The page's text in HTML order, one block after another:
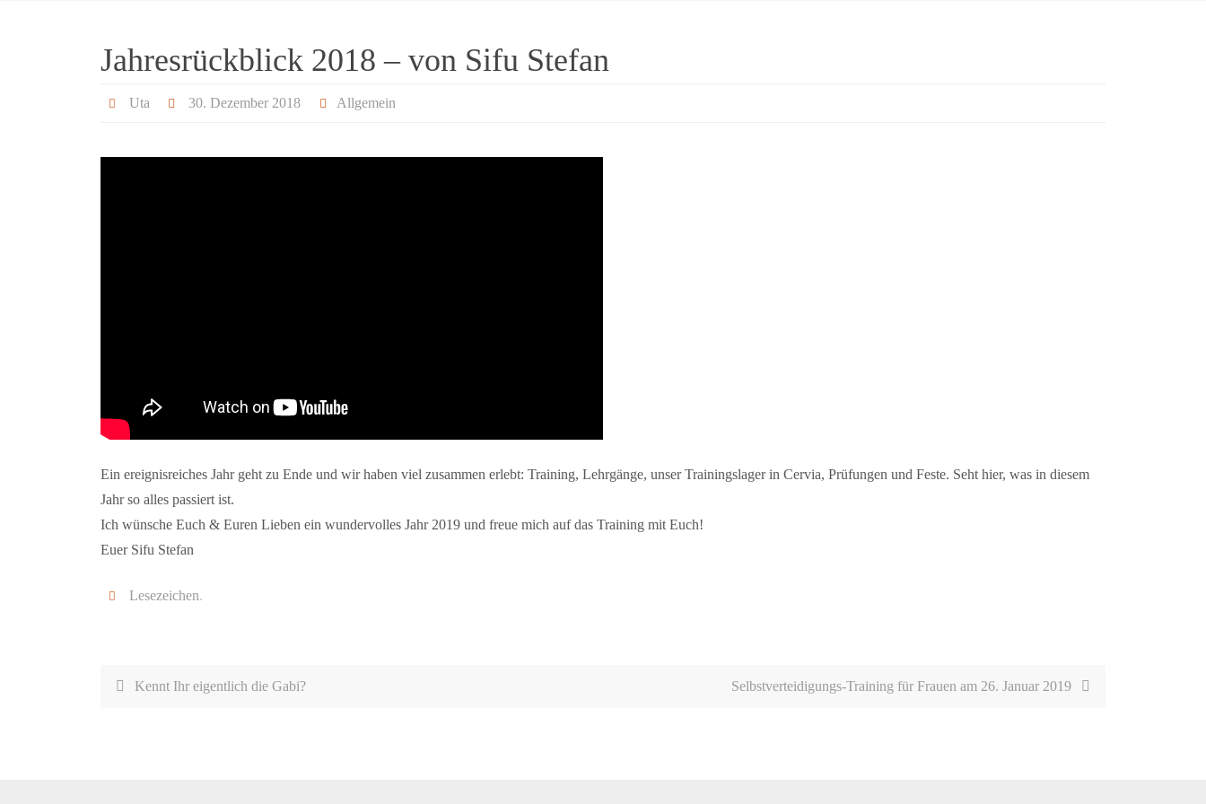
Jahresrückblick 2018 – von Sifu Stefan
Uta 30. Dezember 2018 Allgemein
Ein ereignisreiches Jahr geht zu Ende und wir haben viel zusammen erlebt: Training, Lehrgänge, unser Trainingslager in Cervia, Prüfungen und Feste. Seht hier, was in diesem
Jahr so alles passiert ist.
Ich wünsche Euch & Euren Lieben ein wundervolles Jahr 2019 und freue mich auf das Training mit Euch!
Euer Sifu Stefan
Lesezeichen.
Kennt Ihr eigentlich die Gabi? Selbstverteidigungs-Training für Frauen am 26. Januar 2019